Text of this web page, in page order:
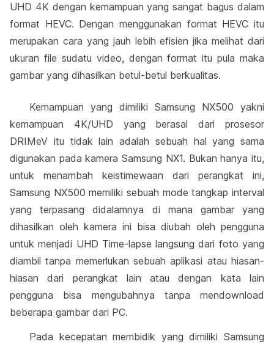
UHD 4K dengan kemampuan yang sangat bagus dalam
format HEVC. Dengan menggunakan format HEVC itu
merupakan cara yang jauh lebih efisien jika melihat dari
ukuran file sudatu video, dengan format itu pula maka
gambar yang dihasilkan betul-betul berkualitas.
Kemampuan yang dimiliki Samsung NX500 yakni
kemampuan 4K/UHD yang berasal dari prosesor
DRIMeV itu tidak lain adalah sebuah hal yang sama
digunakan pada kamera Samsung NX1. Bukan hanya itu,
untuk menambah keistimewaan dari perangkat ini,
Samsung NX500 memiliki sebuah mode tangkap interval
yang terpasang didalamnya di mana gambar yang
dihasilkan oleh kamera ini bisa diubah oleh pengguna
untuk menjadi UHD Time-lapse langsung dari foto yang
diambil tanpa memerlukan sebuah aplikasi atau hiasan-
hiasan dari perangkat lain atau dengan kata lain
pengguna bisa mengubahnya tanpa mendownload
beberapa gambar dari PC.
Pada kecepatan membidik yang dimiliki Samsung